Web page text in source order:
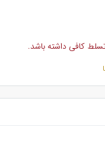
کافی داشته باشد.